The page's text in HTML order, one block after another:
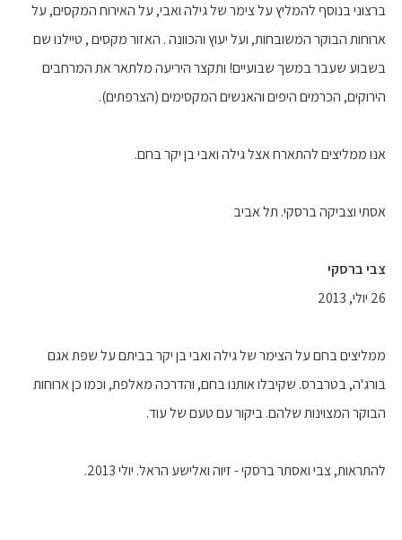
ברצוני בנוסף להמליץ על צימר של גילה ואבי, על האירוח המקסים, על
ארוחות הבוקר המשובחות, ועל יעוץ והכוונה . האזור מקסים , טיילנו שם
בשבוע שעבר במשך שבועיים! ותקצר היריעה מלתאר את המרחבים
הירוקים, הכרמים היפים והאנשים המקסימים (הצרפתים).
אנו ממליצים להתארח אצל גילה ואבי בן יקר בחם.
אסתי וצביקה ברסקי. תל אביב
צבי ברסקי
26 יולי, 2013
ממליצים בחם על הצימר של גילה ואבי בן יקר בביתם על שפת אגם
בורג'ה, בטרברס. שקיבלו אותנו בחם, והדרכה מאלפת, וכמו כן ארוחות
הבוקר המצוינות שלהם. ביקור עם טעם של עוד.
להתראות, צבי ואסתר ברסקי - זיוה ואלישע הראל. יולי 2013.